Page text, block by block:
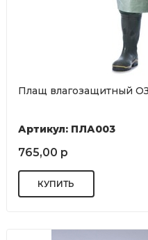
Плащ влагозащитный
Артикул: ПЛА003
765,00 р